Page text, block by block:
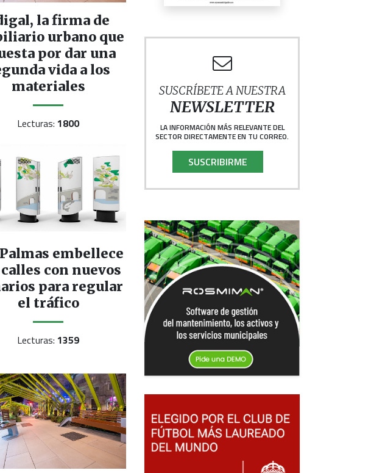
la firma de
urbano que
por dar una
vida a los
materiales
Lecturas:1800
embellece
con nuevos
para regular
el tráfico
Lecturas:1359
SUSCRÍBETE A NUESTRA
NEWSLETTER
LA INFORMACIÓN MÁS RELEVANTE DEL
SECTOR DIRECTAMENTE EN TU CORREO.
SUSCRIBIRME